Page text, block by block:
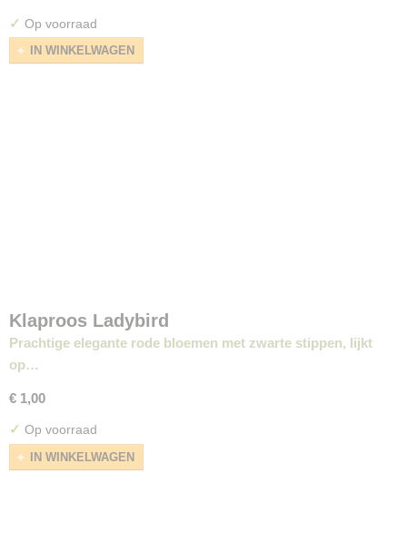
✓ Op voorraad
IN WINKELWAGEN
Klaproos Ladybird
Prachtige elegante rode bloemen met zwarte stippen, lijkt
op…
€ 1,00
✓ Op voorraad
IN WINKELWAGEN